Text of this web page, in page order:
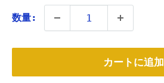
価
格
数量:
カートに追加